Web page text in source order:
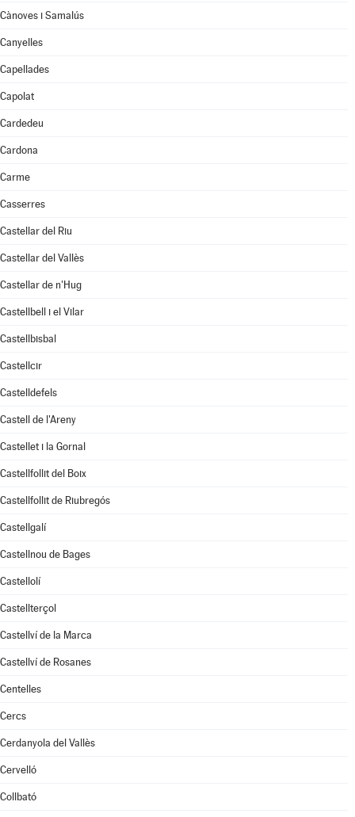
Cànoves i Samalús
Canyelles
Capellades
Capolat
Cardedeu
Cardona
Carme
Casserres
Castellar del Riu
Castellar del Vallès
Castellar de n'Hug
Castellbell i el Vilar
Castellbisbal
Castellcir
Castelldefels
Castell de l'Areny
Castellet i la Gornal
Castellfollit del Boix
Castellfollit de Riubregós
Castellgalí
Castellnou de Bages
Castellolí
Castellterçol
Castellví de la Marca
Castellví de Rosanes
Centelles
Cercs
Cerdanyola del Vallès
Cervelló
Collbató